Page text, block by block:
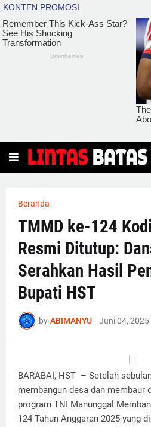
Beranda
TMMD ke-124
Resmi Ditutup:
Serahkan Hasil
Bupati HST
by ABIMANYU - Juni 04, 2025
BARABAI, HST – Setelah
membangun desa dan membaur
program TNI Manunggal
124 Tahun Anggaran 2025 yang